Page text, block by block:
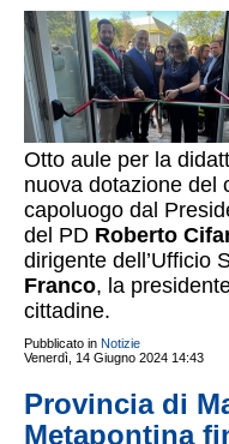
Otto aule per la
nuova dotazione del
capoluogo dal
del PD Roberto
dirigente dell’Ufficio
Franco, la
cittadine.
Pubblicato in Notizie
Venerdì, 14 Giugno 2024 14:43
Provincia di
Metapontina